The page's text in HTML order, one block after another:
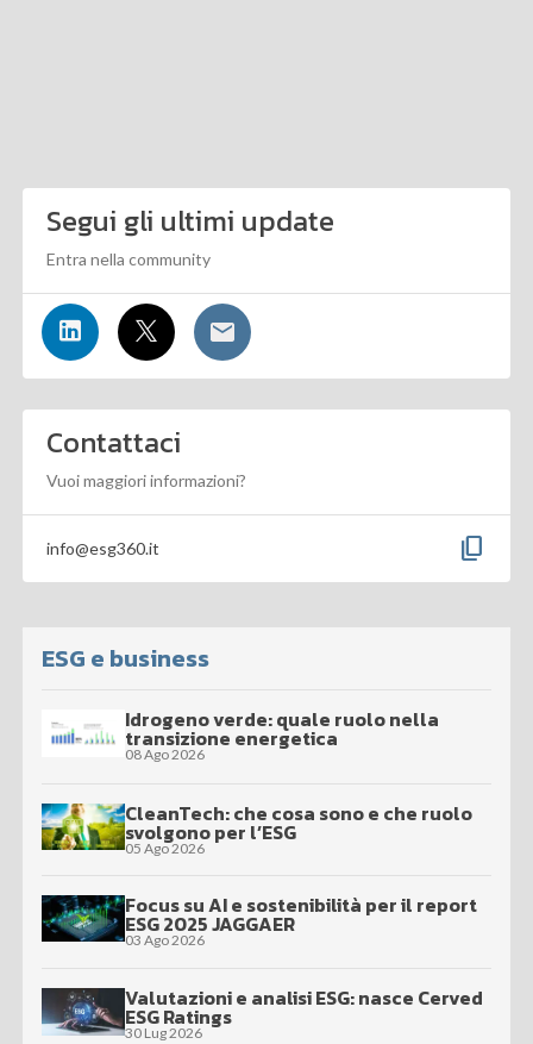
Segui gli ultimi update
Entra nella community
Contattaci
Vuoi maggiori informazioni?
info@esg360.it content_copy
ESG e business
Idrogeno verde: quale ruolo nella
transizione energetica
08 Ago 2026
CleanTech: che cosa sono e che ruolo
svolgono per l’ESG
05 Ago 2026
Focus su AI e sostenibilità per il report
ESG 2025 JAGGAER
03 Ago 2026
Valutazioni e analisi ESG: nasce Cerved
ESG Ratings
30 Lug 2026